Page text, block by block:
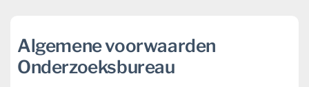
Algemene voorwaarden
Onderzoeksbureau